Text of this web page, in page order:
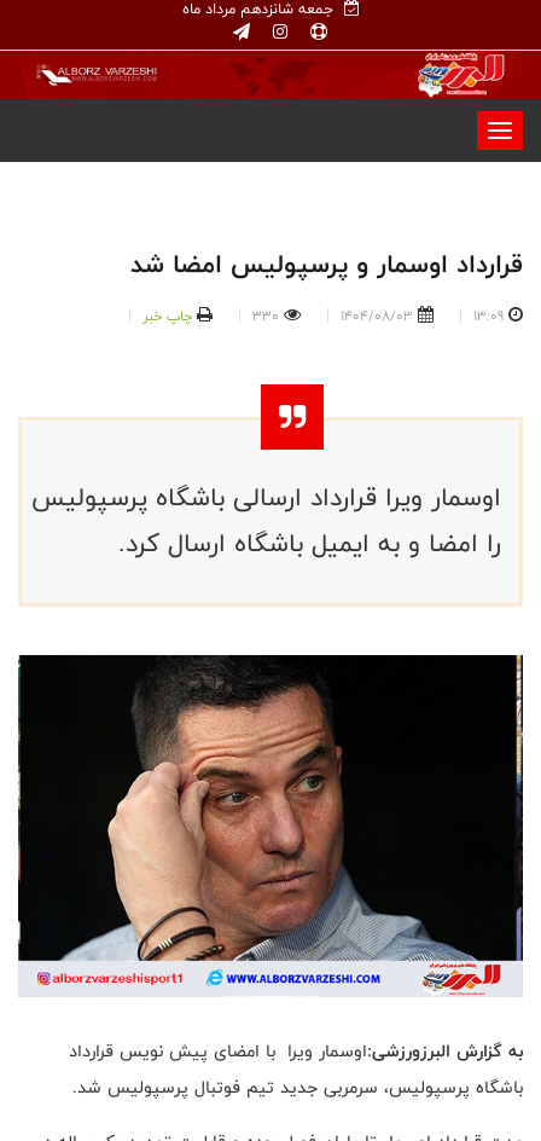
جمعه شانزدهم مرداد ماه
قرارداد اوسمار و پرسپولیس امضا شد
13:09
1404/08/03
330 چاپ خبر
اوسمار ویرا قرارداد ارسالی باشگاه پرسپولیس
را امضا و به ایمیل باشگاه ارسال کرد.
به گزارش البرزورزشی:اوسمار ویرا با امضای پیش نویس قرارداد
باشگاه پرسپولیس، سرمربی جدید تیم فوتبال پرسپولیس شد.